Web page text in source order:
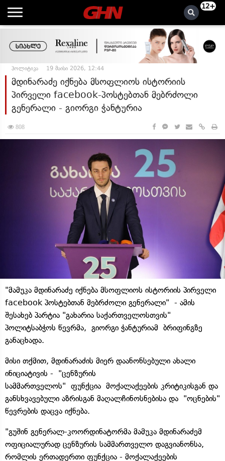
12+
პოლიტიკა 19 მაისი 2026, 12:44
მდინარაძე იქნება მსოფლიოს ისტორიის
პირველი facebook-პოსტებთან მებრძოლი
გენერალი - გიორგი ჭანტურია
808
"მამუკა მდინარაძე იქნება მსოფლიოს ისტორიის პირველი
facebook პოსტებთან მებრძოლი გენერალი" - ამის
შესახებ პარტია "გახარია საქართველოსთვის"
პოლიტსაბჭოს წევრმა, გიორგი ჭანტურიამ ბრიფინგზე
განაცხადა.
მისი თქმით, მდინარაძის მიერ დაანონსებული ახალი
ინიციატივის - "ცენზურის
სამმართველოს" ფუნქცია მოქალაქეების კრიტიკისგან და
განსხვავებული აზრისგან მაღალჩინოსნებისა და "ოცნების"
წევრების დაცვა იქნება.
"გუშინ გენერალ-კოორდინატორმა მამუკა მდინარაძემ
ოფიციალურად ცენზურის სამმართველო დაგვიანონსა,
რომლის ერთადერთი ფუნქცია - მოქალაქეების